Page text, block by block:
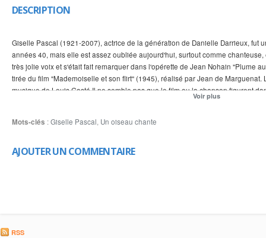
DESCRIPTION
Giselle Pascal (1921-2007), actrice de la génération de Danielle Darrieux, fut
années 40, mais elle est assez oubliée aujourd'hui, surtout comme
très jolie voix et s'était fait remarquer dans l'opérette de Jean Nohain "Plume
tirée du film "Mademoiselle et son flirt" (1945), réalisé par Jean de
musique de Louis Gasté.Il ne semble pas que le film ou la chanson figurent
de films en DVD ou de chansons en CD.En 1947, Giselle Pascal fut la
ici où, dans le premier clip, Giselle Pascal et les collégiens chantent "Sans
commencent par un extrait de "Insensiblement" chanté par Jean Sablon)
Voir plus
Mots-clés :Giselle Pascal, Un oiseau chante
AJOUTER UN COMMENTAIRE
RSS